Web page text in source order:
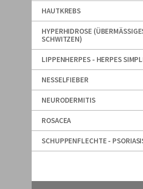
HAUTKREBS
HYPERHIDROSE
SCHWITZEN)
LIPPENHERPES - HERPES
NESSELFIEBER
NEURODERMITIS
ROSACEA
SCHUPPENFLECHTE -